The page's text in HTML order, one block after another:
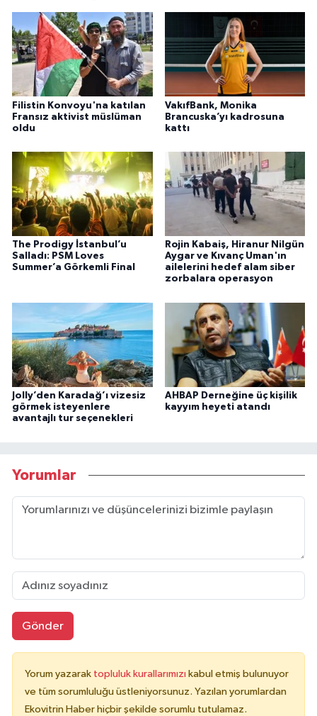
Filistin Konvoyu'na katılan
Fransız aktivist müslüman
oldu
VakıfBank, Monika
Brancuska’yı kadrosuna
kattı
The Prodigy İstanbul’u
Salladı: PSM Loves
Summer’a Görkemli Final
Rojin Kabaiş, Hiranur Nilgün
Aygar ve Kıvanç Uman'ın
ailelerini hedef alam siber
zorbalara operasyon
Jolly’den Karadağ’ı vizesiz
görmek isteyenlere
avantajlı tur seçenekleri
AHBAP Derneğine üç kişilik
kayyım heyeti atandı
Yorumlar
Gönder
Yorum yazarak topluluk kurallarımızı kabul etmiş bulunuyor
ve tüm sorumluluğu üstleniyorsunuz. Yazılan yorumlardan
Ekovitrin Haber hiçbir şekilde sorumlu tutulamaz.